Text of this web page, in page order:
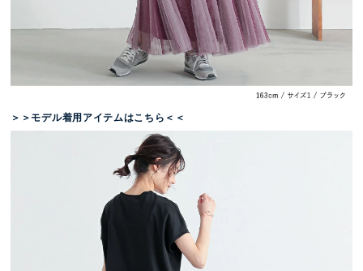
＞＞モデル着用アイテムはこちら＜＜